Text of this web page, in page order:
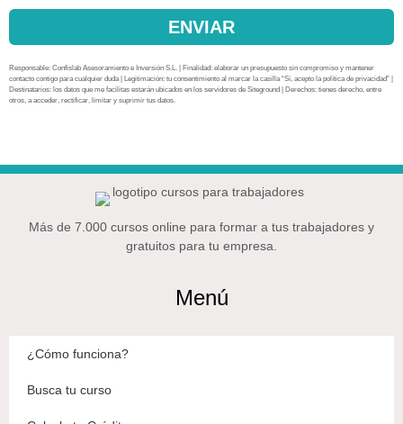
ENVIAR
Responsable: Confislab Asesoramiento e Inversión S.L. | Finalidad: elaborar un presupuesto sin compromiso y mantener
contacto contigo para cualquier duda | Legitimación: tu consentimiento al marcar la casilla “Sí, acepto la política de privacidad” |
Destinatarios: los datos que me facilitas estarán ubicados en los servidores de Siteground | Derechos: tienes derecho, entre
otros, a acceder, rectificar, limitar y suprimir tus datos.
Más de 7.000 cursos online para formar a tus trabajadores y
gratuitos para tu empresa.
Menú
¿Cómo funciona?
Busca tu curso